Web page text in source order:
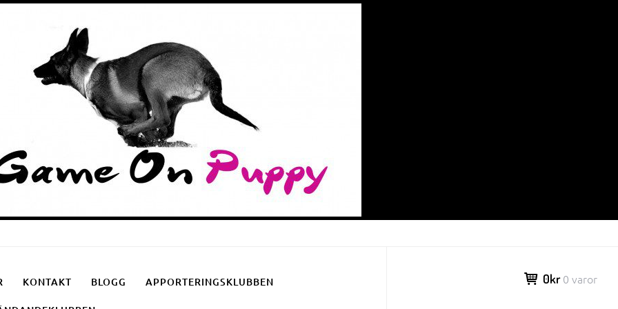
KONTAKT BLOGG APPORTERINGSKLUBBEN 0kr 0 varor